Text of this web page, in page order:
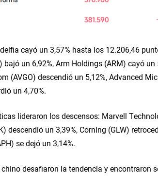
cayó un 3,57% hasta los 12.206,46
un 6,92%, Arm Holdings (ARM) cayó
(AVGO) descendió un 5,12%, Advanced
un 4,70%.
lideraron los descensos: Marvell
descendió un 3,39%, Corning (GLW)
se dejó un 3,14%.
desafiaron la tendencia y encontraron